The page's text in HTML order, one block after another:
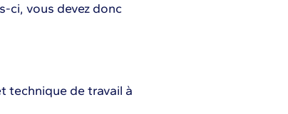
ci, vous devez donc
technique de travail à